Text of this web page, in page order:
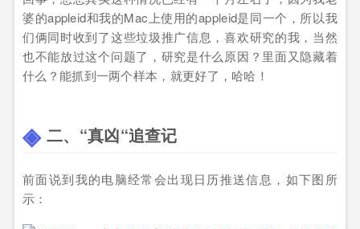
婆的appleid和我的Mac上使用的appleid是同一个，所以我
们俩同时收到了这些垃圾推广信息，喜欢研究的我，当然
也不能放过这个问题了，研究是什么原因？里面又隐藏着
什么？能抓到一两个样本，就更好了，哈哈！
二、“真凶“追查记
前面说到我的电脑经常会出现日历推送信息，如下图所
示：